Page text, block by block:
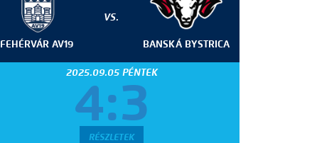
FEHÉRVÁR AV19
VS.
BANSKÁ BYSTRICA
2025.09.05 PÉNTEK
4:3
RÉSZLETEK